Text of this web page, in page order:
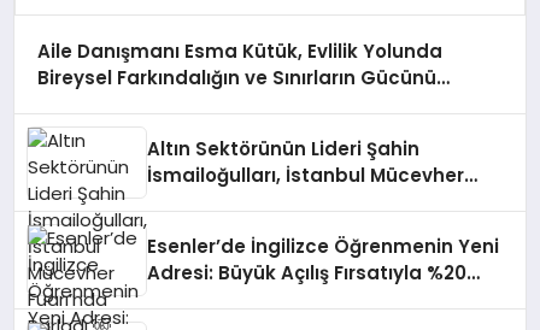
Aile Danışmanı Esma Kütük, Evlilik Yolunda
Bireysel Farkındalığın ve Sınırların Gücünü
Altın Sektörünün Lideri Şahin
İsmailoğulları, İstanbul Mücevher
Esenler’de İngilizce Öğrenmenin Yeni
Adresi: Büyük Açılış Fırsatıyla %20